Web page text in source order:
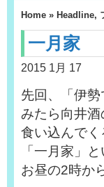
Home » Headline,
一月家
2015 1月 17
先回、「伊
みたら向井
食い込んでく
「一月家」
お昼の2時か